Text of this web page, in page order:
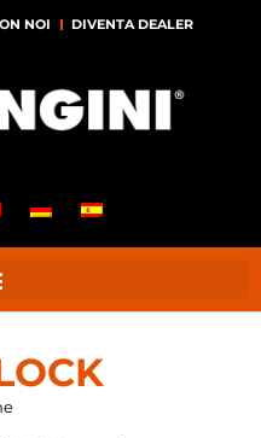
NOI DIVENTA DEALER